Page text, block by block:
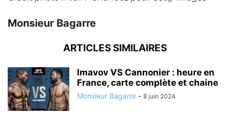
Monsieur Bagarre
ARTICLES SIMILAIRES
Imavov VS Cannonier : heure en
France, carte complète et chaine
Monsieur Bagarre - 8 juin 2024